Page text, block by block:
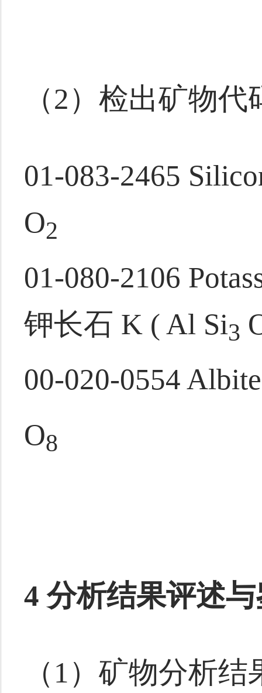
（2）检出矿物
01-083-2465
O2
01-080-2106
钾长石 K ( Al Si3
00-020-0554
O8
4 分析结果评述
（1）矿物分析